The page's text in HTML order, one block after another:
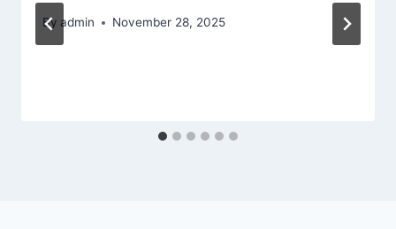
By admin November 28, 2025